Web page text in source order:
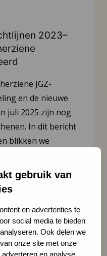
gebruik van
en advertenties te
social media te bieden
Ook delen we
onze site met onze
en analyse.
2023–
JGZ-
en de nieuwe
juli 2025 zijn nog
In dit bericht
blikken we